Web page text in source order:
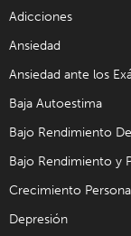
Adicciones
Ansiedad
Ansiedad ante los
Baja Autoestima
Bajo Rendimiento
Bajo Rendimiento y
Crecimiento
Depresión